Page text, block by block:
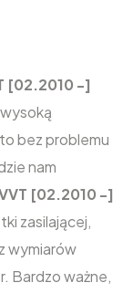
[02.2010 -]
bez problemu
nam
[02.2010 -]
zasilającej,
wymiarów
Bardzo ważne,